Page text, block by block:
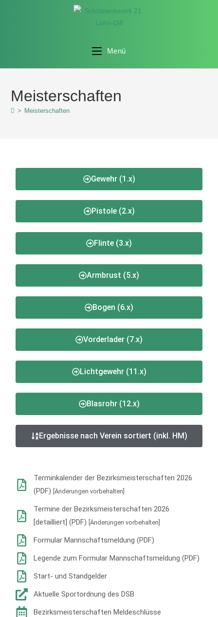
Menü
Meisterschaften
> Meisterschaften
Gewehr (1.x)
Pistole (2.x)
Flinte (3.x)
Armbrust (5.x)
Bogen (6.x)
Vorderlader (7.x)
Lichtgewehr (11.x)
Blasrohr (12.x)
Ergebnisse nach Verein sortiert (inkl. HM)
Terminkalender der Bezirksmeisterschaften 2026
(PDF) [Änderungen vorbehalten]
Termine der Bezirksmeisterschaften 2026
[detailliert] (PDF) [Änderungen vorbehalten]
Formular Mannschaftsmeldung (PDF)
Legende zum Formular Mannschaftsmeldung (PDF)
Start- und Standgelder
Aktuelle Sportordnung des DSB
Bezirksmeisterschaften Meldeschlüsse